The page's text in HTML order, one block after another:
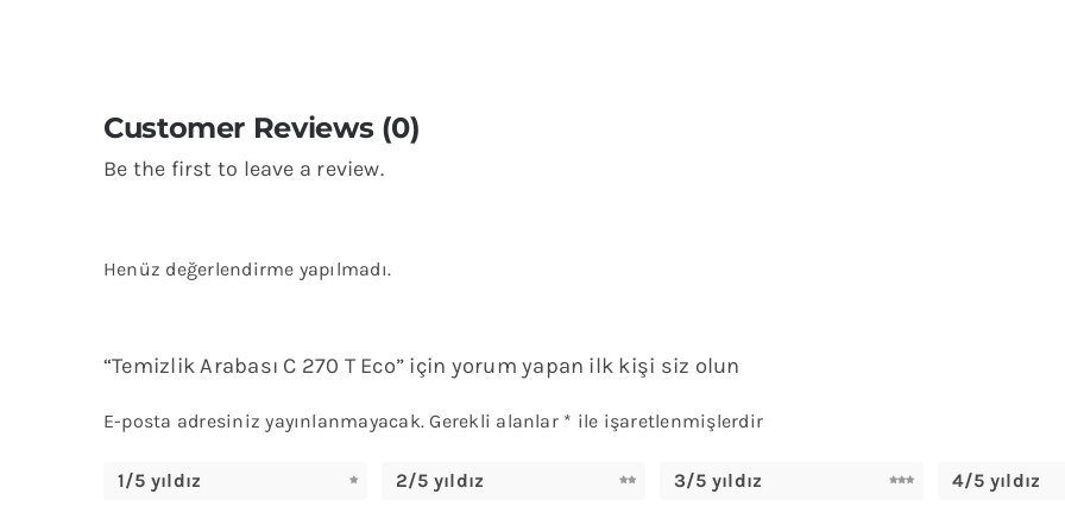
Customer Reviews (0)
Be the first to leave a review.
Henüz değerlendirme yapılmadı.
“Temizlik Arabası C 270 T Eco” için yorum yapan ilk kişi siz olun
E-posta adresiniz yayınlanmayacak. Gerekli alanlar * ile işaretlenmişlerdir
1/5 yıldız 2/5 yıldız 3/5 yıldız 4/5 yıldız